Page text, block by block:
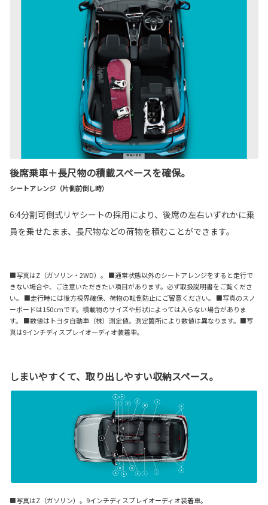
後席乗車＋長尺物の積載スペースを確保。
シートアレンジ（片側前倒し時）
6:4分割可倒式リヤシートの採用により、後席の左右いずれかに乗
員を乗せたまま、長尺物などの荷物を積むことができます。
■写真はZ（ガソリン・2WD）。 ■通常状態以外のシートアレンジをすると走行で
きない場合や、ご注意いただきたい項目があります。必ず取扱説明書をご覧くださ
い。 ■走行時には後方視界確保、荷物の転倒防止にご留意ください。 ■写真のスノ
ーボードは150cmです。積載物のサイズや形状によっては入らない場合がありま
す。 ■数値はトヨタ自動車（株）測定値。測定箇所により数値は異なります。■写
真は9インチディスプレイオーディオ装着車。
しまいやすくて、取り出しやすい収納スペース。
■写真はZ（ガソリン）。9インチディスプレイオーディオ装着車。